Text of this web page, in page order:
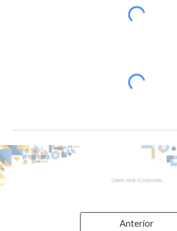
Anterior